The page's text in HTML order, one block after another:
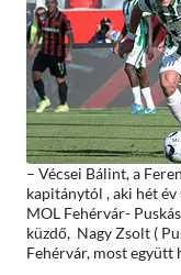
– Vécsei Bálint, a
kapitánytól , aki hét
MOL Fehérvár-
küzdő, Nagy Zsolt (
Fehérvár, most